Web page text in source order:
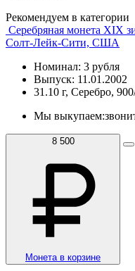
Рекомендуем в категории
Серебряная монета XIX
Солт-Лейк-Сити, США
Номинал: 3 рубля
Выпуск: 11.01.2002
31.10 г, Серебро,
Мы выкупаем:
8 500
Монета в корзине